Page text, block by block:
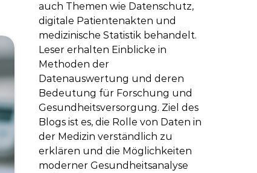
auch Themen wie Datenschutz,
digitale Patientenakten und
medizinische Statistik behandelt.
Leser erhalten Einblicke in
Methoden der
Datenauswertung und deren
Bedeutung für Forschung und
Gesundheitsversorgung. Ziel des
Blogs ist es, die Rolle von Daten in
der Medizin verständlich zu
erklären und die Möglichkeiten
moderner Gesundheitsanalyse